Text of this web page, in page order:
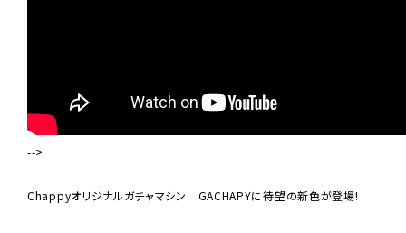
-->
Chappyオリジナルガチャマシン GACHAPYに待望の新色が登場!